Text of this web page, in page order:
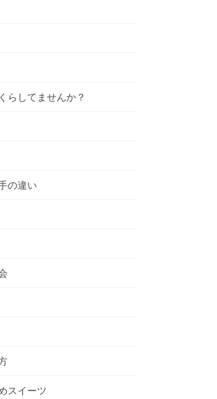
らしてませんか？
の違い
スイーツ